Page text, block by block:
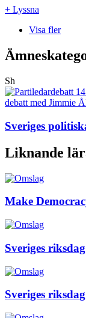
+ Lyssna
Visa fler
Sh
Sveriges
Liknande
Make
Sveriges
Sveriges